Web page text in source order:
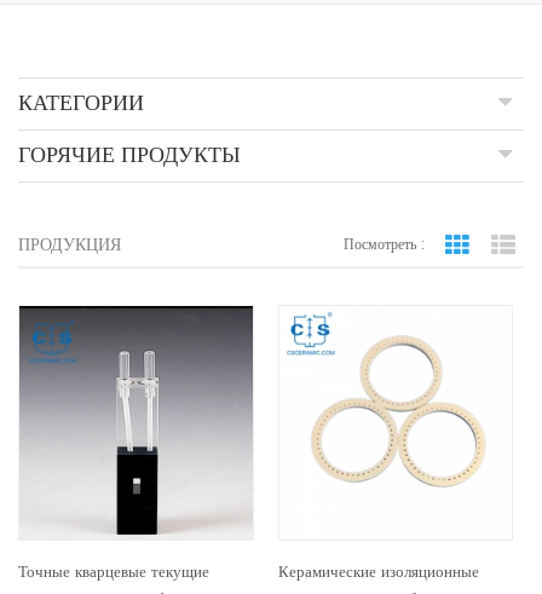
КАТЕГОРИИ
ГОРЯЧИЕ ПРОДУКТЫ
ПРОДУКЦИЯ Посмотреть : вид сетки
Точные кварцевые текущие
Керамические изоляционные